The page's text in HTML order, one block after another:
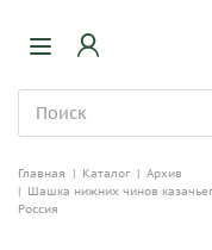
Главная | Каталог | Архив
| Шашка нижних чинов
Россия